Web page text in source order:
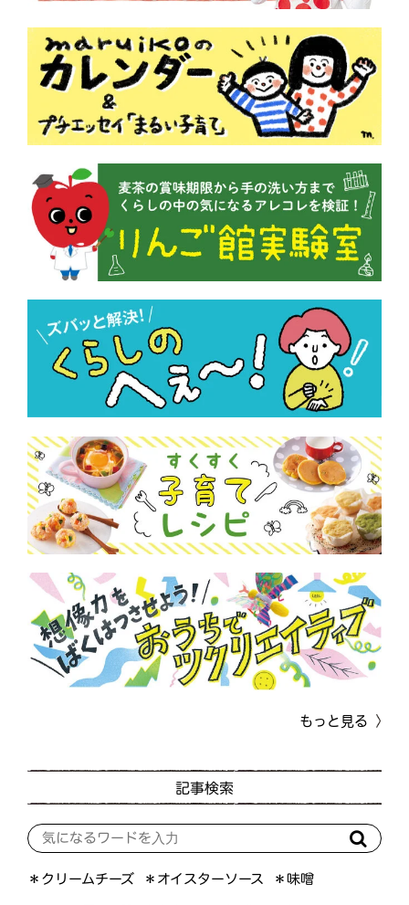
もっと見る
記事検索
＊クリームチーズ ＊オイスターソース ＊味噌